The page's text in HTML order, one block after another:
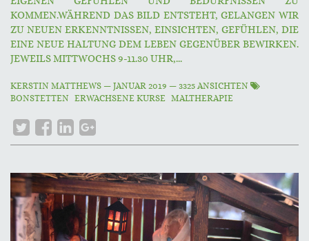
KOMMEN.WÄHREND DAS BILD ENTSTEHT, GELANGEN WIR
ZU NEUEN ERKENNTNISSEN, EINSICHTEN, GEFÜHLEN, DIE
EINE NEUE HALTUNG DEM LEBEN GEGENÜBER BEWIRKEN.
JEWEILS MITTWOCHS 9-11.30 UHR,...
KERSTIN MATTHEWS — JANUAR 2019 — 3325 ANSICHTEN
BONSTETTEN ERWACHSENE KURSE MALTHERAPIE